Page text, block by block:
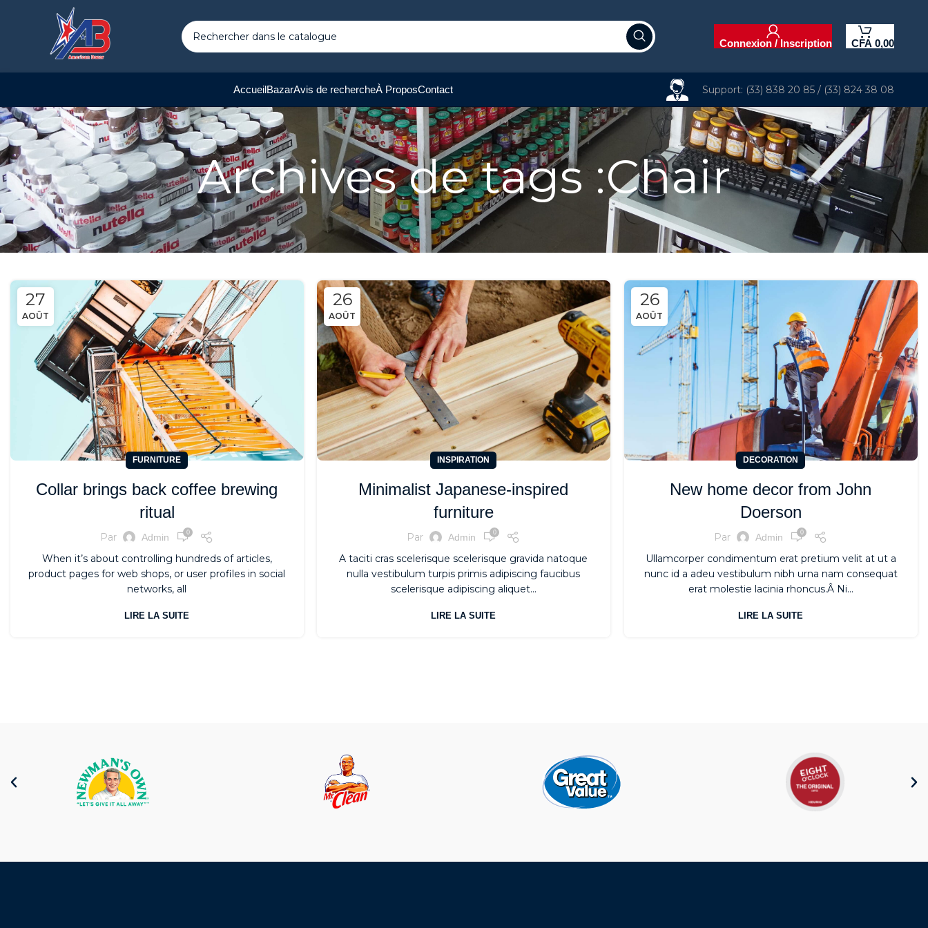
Connexion / Inscription CFA 0,00
AccueilBazarAvis de rechercheÀ ProposContact Support: (33) 838 20 85 / (33) 824 38 08
Archives de tags :Chair
27
AOÛT
FURNITURE
Collar brings back coffee brewing
ritual
Par Admin 0
When it’s about controlling hundreds of articles,
product pages for web shops, or user profiles in social
networks, all
LIRE LA SUITE
26
AOÛT
INSPIRATION
Minimalist Japanese-inspired
furniture
Par Admin 0
A taciti cras scelerisque scelerisque gravida natoque
nulla vestibulum turpis primis adipiscing faucibus
scelerisque adipiscing aliquet...
LIRE LA SUITE
26
AOÛT
DECORATION
New home decor from John
Doerson
Par Admin 0
Ullamcorper condimentum erat pretium velit at ut a
nunc id a adeu vestibulum nibh urna nam consequat
erat molestie lacinia rhoncus.Â Ni...
LIRE LA SUITE